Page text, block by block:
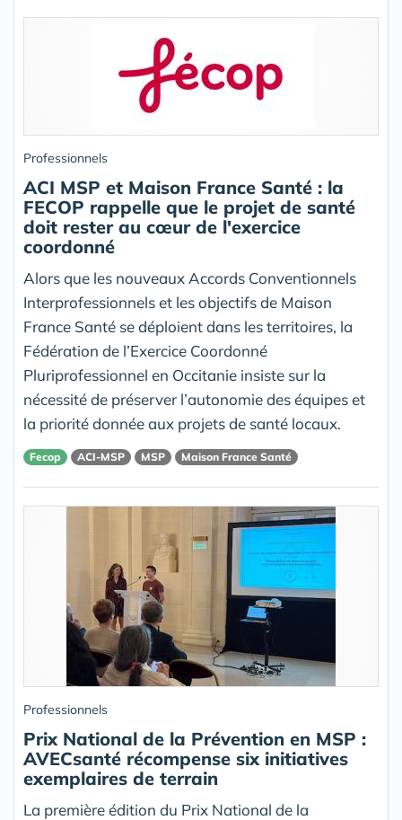
Professionnels
ACI MSP et Maison France Santé : la
FECOP rappelle que le projet de santé
doit rester au cœur de l'exercice
coordonné
Alors que les nouveaux Accords Conventionnels
Interprofessionnels et les objectifs de Maison
France Santé se déploient dans les territoires, la
Fédération de l’Exercice Coordonné
Pluriprofessionnel en Occitanie insiste sur la
nécessité de préserver l’autonomie des équipes et
la priorité donnée aux projets de santé locaux.
Fecop ACI-MSP MSP Maison France Santé
Professionnels
Prix National de la Prévention en MSP :
AVECsanté récompense six initiatives
exemplaires de terrain
La première édition du Prix National de la